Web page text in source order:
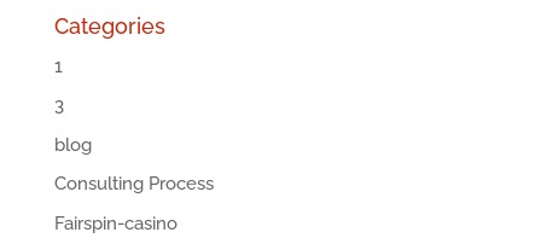
Categories
1
3
blog
Consulting Process
Fairspin-casino